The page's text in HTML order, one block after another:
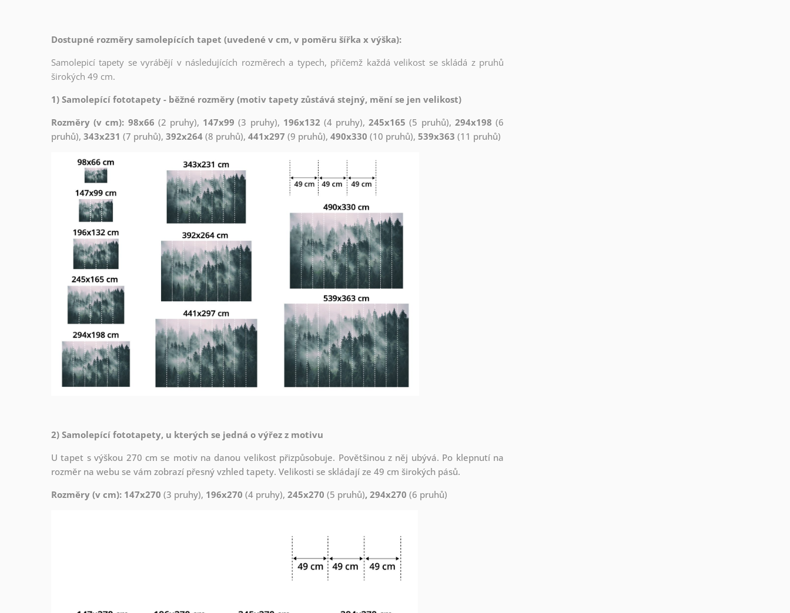
Dostupné rozměry samolepících tapet (uvedené v cm, v poměru šířka x výška):
Samolepicí tapety se vyrábějí v následujících rozměrech a typech, přičemž každá velikost se skládá z pruhů
širokých 49 cm.
1) Samolepící fototapety - běžné rozměry (motiv tapety zůstává stejný, mění se jen velikost)
Rozměry (v cm): 98x66 (2 pruhy), 147x99 (3 pruhy), 196x132 (4 pruhy),245x165 (5 pruhů), 294x198 (6
pruhů), 343x231 (7 pruhů), 392x264 (8 pruhů), 441x297 (9 pruhů), 490x330 (10 pruhů), 539x363 (11 pruhů)
2) Samolepící fototapety, u kterých se jedná o výřez z motivu
U tapet s výškou 270 cm se motiv na danou velikost přizpůsobuje. Povětšinou z něj ubývá. Po klepnutí na
rozměr na webu se vám zobrazí přesný vzhled tapety. Velikosti se skládají ze 49 cm širokých pásů.
Rozměry (v cm): 147x270 (3 pruhy), 196x270 (4 pruhy), 245x270 (5 pruhů), 294x270 (6 pruhů)